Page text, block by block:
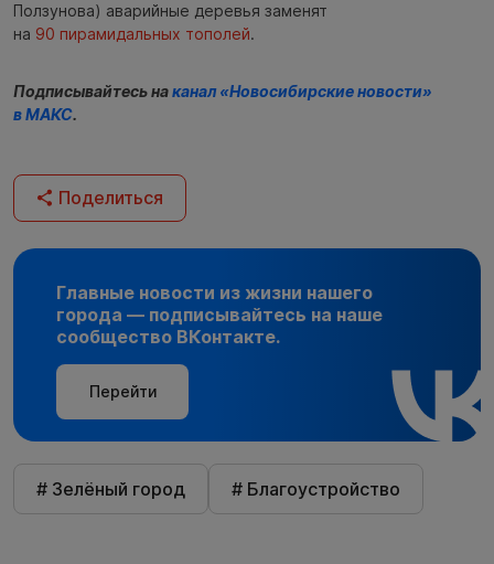
Ползунова) аварийные деревья заменят
на 90 пирамидальных тополей.
Подписывайтесь наканал «Новосибирские новости»
в МАКС.
Поделиться
Главные новости из жизни нашего
города — подписывайтесь на наше
сообщество ВКонтакте.
Перейти
# Зелёный город # Благоустройство